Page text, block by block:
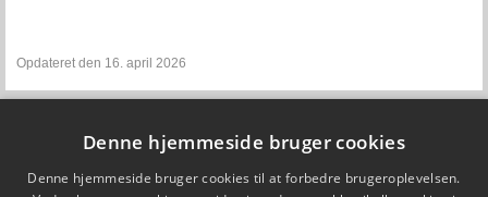
Opdateret den 16. april 2026
DTU Aqua - Institut for Akvatiske Ressourcer
Vejlsøvej 39
Denne hjemmeside bruger cookies
Denne hjemmeside bruger cookies til at forbedre brugeroplevelsen.